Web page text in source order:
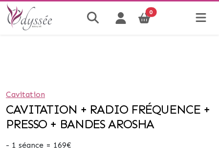
0
Cavitation
CAVITATION + RADIO FRÉQUENCE +
PRESSO + BANDES AROSHA
- 1 séance = 169€